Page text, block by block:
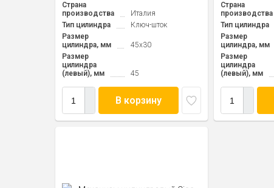
Страна
производства
Италия
Тип цилиндра
Ключ-шток
Размер
цилиндра, мм
45x30
Размер
цилиндра
(левый), мм
45
В корзину
Страна
производства
Тип цилиндра
Размер
цилиндра, мм
Размер
цилиндра
(левый), мм